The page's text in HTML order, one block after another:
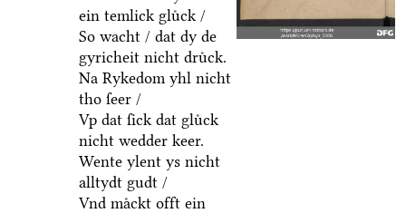
ein temlick gluͤck /
So wacht / dat dy de
gyricheit nicht druͤck.
Na Rykedom yhl nicht
tho ſeer /
Vp dat ſick dat gluͤck
nicht wedder keer.
Wente ylent ys nicht
alltydt gudt /
Vnd maͤckt offt ein